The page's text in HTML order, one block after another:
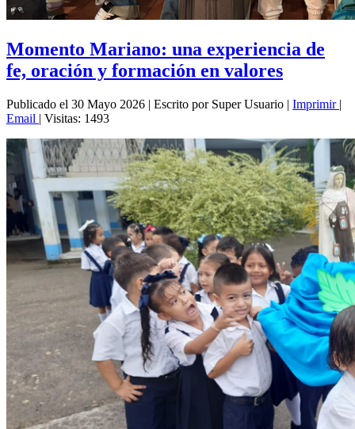
Momento Mariano: una experiencia de
fe, oración y formación en valores
Publicado el 30 Mayo 2026 | Escrito por Super Usuario | Imprimir |
Email | Visitas: 1493